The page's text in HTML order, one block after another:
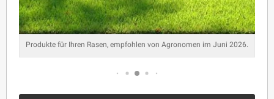
Produkte für Ihren Rasen, empfohlen von Agronomen im Juni 2026.